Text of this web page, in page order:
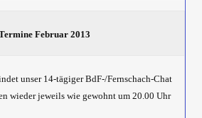
Februar 2013
unser 14-tägiger BdF-/Fernschach-Chat
wieder jeweils wie gewohnt um 20.00 Uhr